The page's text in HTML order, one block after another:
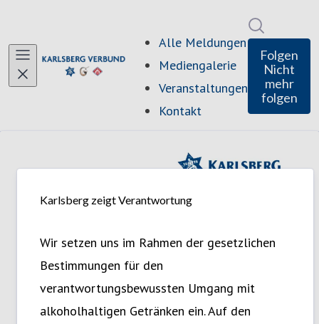
Karlsberg zeigt Verantwortung
Wir setzen uns im Rahmen der gesetzlichen
Bestimmungen für den
verantwortungsbewussten Umgang mit
alkoholhaltigen Getränken ein. Auf den
Alle Meldungen
Mediengalerie
Veranstaltungen
Kontakt
Folgen
Nicht
mehr
folgen